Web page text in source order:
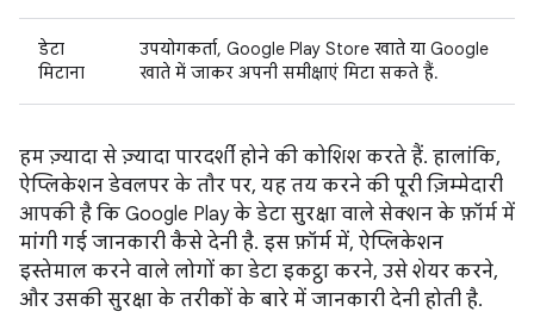
डेटा
मिटाना
उपयोगकर्ता, Google Play Store खाते या Google
खाते में जाकर अपनी समीक्षाएं मिटा सकते हैं.
हम ज़्यादा से ज़्यादा पारदर्शी होने की कोशिश करते हैं. हालांकि,
ऐप्लिकेशन डेवलपर के तौर पर, यह तय करने की पूरी ज़िम्मेदारी
आपकी है कि Google Play के डेटा सुरक्षा वाले सेक्शन के फ़ॉर्म में
मांगी गई जानकारी कैसे देनी है. इस फ़ॉर्म में, ऐप्लिकेशन
इस्तेमाल करने वाले लोगों का डेटा इकट्ठा करने, उसे शेयर करने,
और उसकी सुरक्षा के तरीकों के बारे में जानकारी देनी होती है.